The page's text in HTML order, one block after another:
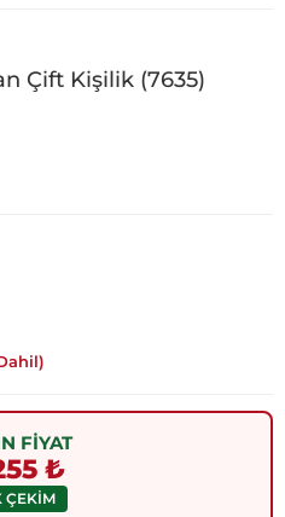
Çift Kişilik (7635)
FİYAT
₺
ÇEKİM